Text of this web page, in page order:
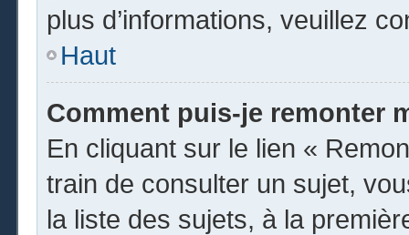
plus d’informations, veuillez
Haut
Comment puis-je remonter
En cliquant sur le lien «
train de consulter un sujet,
la liste des sujets, à la